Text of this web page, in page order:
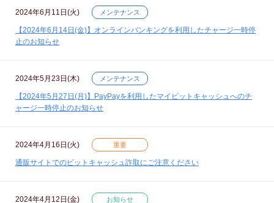
2024年6月11日(火) メンテナンス
【2024年6月14日(金)】オンラインバンキングを利用したチャージ一時停
止のお知らせ
2024年5月23日(木) メンテナンス
【2024年5月27日(月)】PayPayを利用したマイビットキャッシュへのチ
ャージ一時停止のお知らせ
2024年4月16日(火) 重要
通販サイトでのビットキャッシュ詐取にご注意ください
2024年4月12日(金) お知らせ